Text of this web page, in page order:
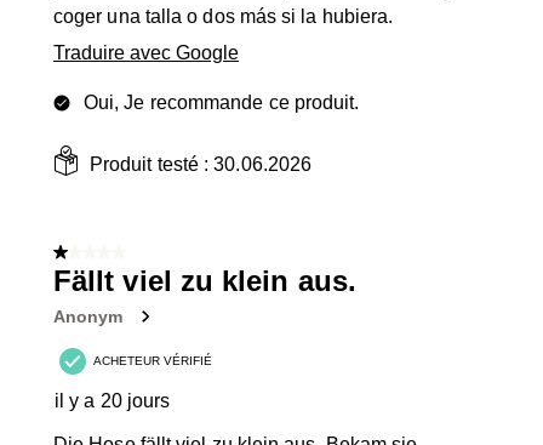
coger una talla o dos más si la hubiera.
Traduire avec Google
Oui, Je recommande ce produit.
Produit testé :30.06.2026
1 sur 5 étoiles.
Fällt viel zu klein aus.
Anonym
ACHETEUR VÉRIFIÉ
il y a 20 jours